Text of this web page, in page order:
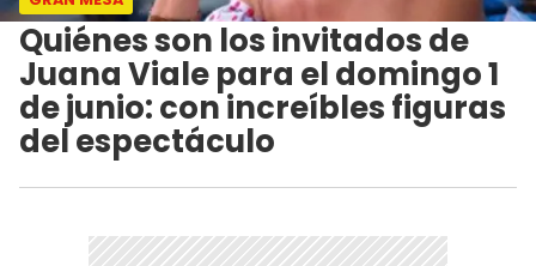
Quiénes son los invitados de
Juana Viale para el domingo 1
de junio: con increíbles figuras
del espectáculo